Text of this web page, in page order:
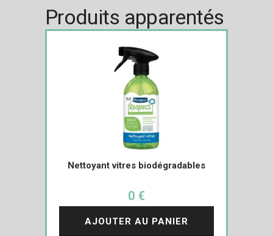
Produits apparentés
Nettoyant vitres biodégradables
0 €
AJOUTER AU PANIER